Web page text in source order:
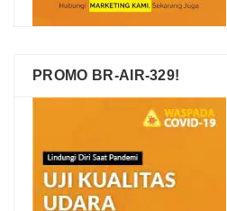
PROMO BR-AIR-329!